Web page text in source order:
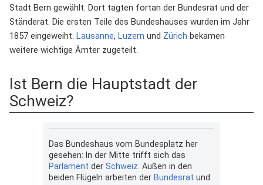
Stadt Bern gewählt. Dort tagten fortan der Bundesrat und der
Ständerat. Die ersten Teile des Bundeshauses wurden im Jahr
1857 eingeweiht. Lausanne, Luzern und Zürich bekamen
weitere wichtige Ämter zugeteilt.
Ist Bern die Hauptstadt der
Schweiz?
Das Bundeshaus vom Bundesplatz her
gesehen: In der Mitte trifft sich das
Parlament der Schweiz . Außen in den
beiden Flügeln arbeiten der Bundesrat und